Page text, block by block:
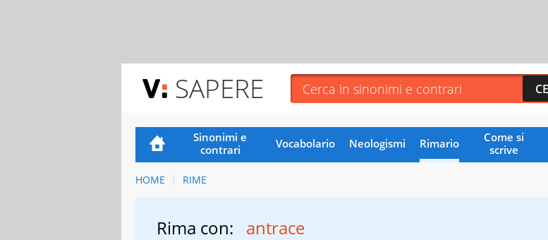
SAPERE
Sinonimi e
contrari
Vocabolario Neologismi Rimario
Come si
scrive
HOME RIME
Rima con: antrace